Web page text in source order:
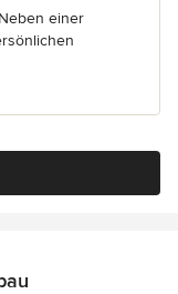
einer